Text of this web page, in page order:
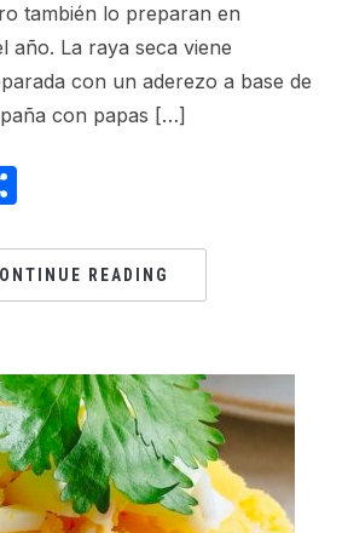
también lo preparan en
año. La raya seca viene
con un aderezo a base de
con papas […]
Share
READING